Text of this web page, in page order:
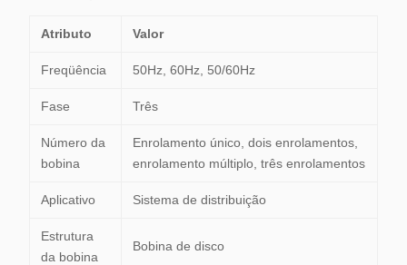
Atributo Valor
Freqüência 50Hz, 60Hz, 50/60Hz
Fase Três
Número da
bobina
Enrolamento único, dois enrolamentos,
enrolamento múltiplo, três enrolamentos
Aplicativo Sistema de distribuição
Estrutura
da bobina
Bobina de disco